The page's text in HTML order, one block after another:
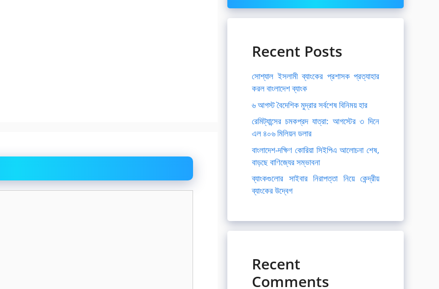
Recent Posts
সোশ্যাল ইসলামী ব্যাংকের প্রশাসক প্রত্যাহার
করল বাংলাদেশ ব্যাংক
৬ আগস্ট বৈদেশিক মুদ্রার সর্বশেষ বিনিময় হার
রেমিট্যান্সের চমকপ্রদ যাত্রা: আগস্টের ৩ দিনে
এল ৪০৬ মিলিয়ন ডলার
বাংলাদেশ-দক্ষিণ কোরিয়া সিইপিএ আলোচনা শেষ,
বাড়ছে বাণিজ্যের সম্ভাবনা
ব্যাংকগুলোর সাইবার নিরাপত্তা নিয়ে কেন্দ্রীয়
ব্যাংকের উদ্বেগ
Recent
Comments